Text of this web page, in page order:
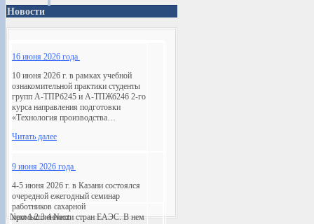
Новости
16 июня 2026 года
10 июня 2026 г. в рамках учебной
ознакомительной практики студенты
групп А-ТПРб245 и А-ТПЖб246 2-го
курса направления подготовки
«Технология производства…
Читать далее
9 июня 2026 года
4-5 июня 2026 г. в Казани состоялся
очередной ежегодный семинар
работников сахарной
промышленности стран ЕАЭС. В нем
Next1234Next